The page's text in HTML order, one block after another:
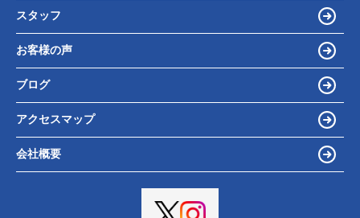
スタッフ
お客様の声
ブログ
アクセスマップ
会社概要